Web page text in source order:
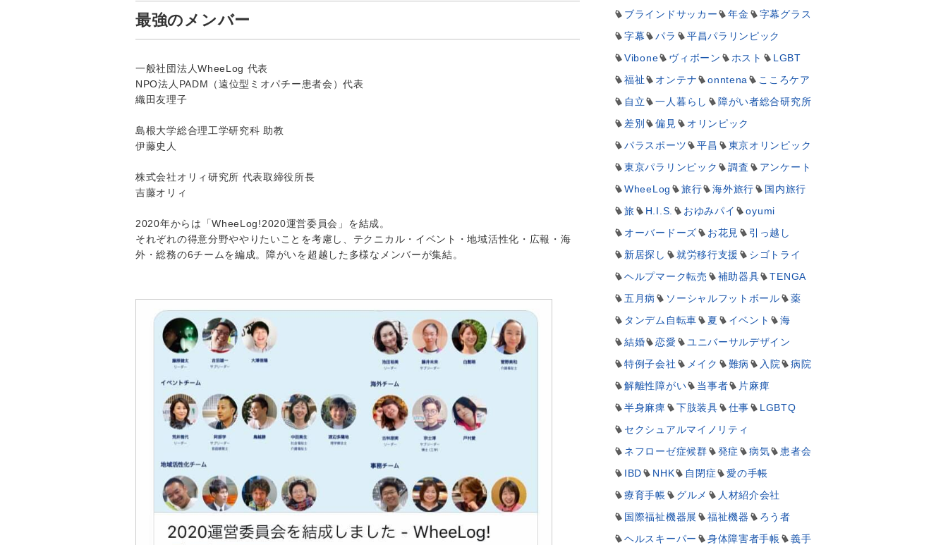
最強のメンバー
一般社団法人WheeLog 代表
NPO法人PADM（遠位型ミオパチー患者会）代表
織田友理子
島根大学総合理工学研究科 助教
伊藤史人
株式会社オリィ研究所 代表取締役所長
吉藤オリィ
2020年からは「WheeLog!2020運営委員会」を結成。
それぞれの得意分野ややりたいことを考慮し、テクニカル・イベント・地域活性化・広報・海
外・総務の6チームを編成。障がいを超越した多様なメンバーが集結。
ブラインドサッカー
年金
字幕グラス
字幕
パラ
平昌パラリンピック
Vibone
ヴィボーン ホスト
LGBT
福祉
オンテナ onntena
こころケア
自立
一人暮らし
障がい者総合研究所
差別
偏見
オリンピック
パラスポーツ
平昌
東京オリンピック
東京パラリンピック
調査
アンケート
WheeLog
旅行 海外旅行
国内旅行
旅
H.I.S. おゆみパイ
oyumi
オーバードーズ
お花見
引っ越し
新居探し
就労移行支援
シゴトライ
ヘルプマーク転売
補助器具
TENGA
五月病
ソーシャルフットボール
薬
タンデム自転車
夏 イベント
海
結婚
恋愛
ユニバーサルデザイン
特例子会社
メイク 難病 入院
病院
解離性障がい
当事者
片麻痺
半身麻痺
下肢装具 仕事
LGBTQ
セクシュアルマイノリティ
ネフローゼ症候群
発症 病気
患者会
IBD
NHK 自閉症
愛の手帳
療育手帳
グルメ
人材紹介会社
国際福祉機器展
福祉機器
ろう者
ヘルスキーパー
身体障害者手帳
義手